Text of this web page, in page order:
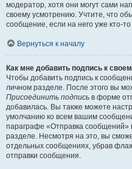
модератор, хотя они могут сами
своему усмотрению. Учтите, что
сообщение, если на него уже кто-то
Вернуться к началу
Как мне добавить подпись к
Чтобы добавить подпись к
личном разделе. После этого вы
Присоединить подпись в форме
добавилась. Вы также можете
умолчанию ко всем вашим
параграфе «Отправка сообщений»
разделе. Несмотря на это, вы
отдельных сообщениях, убрав
отправки сообщения.